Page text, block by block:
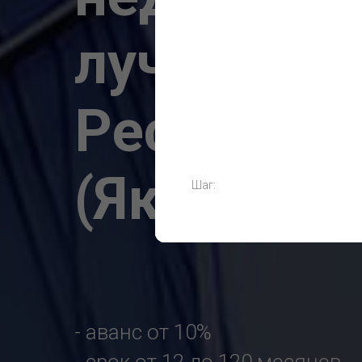
лучших
(Якутии)
- аванс от 10%
Шаг: